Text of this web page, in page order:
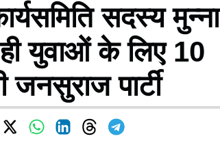
सदस्य मुन्ना
ही युवाओं के लिए 10
पार्टी